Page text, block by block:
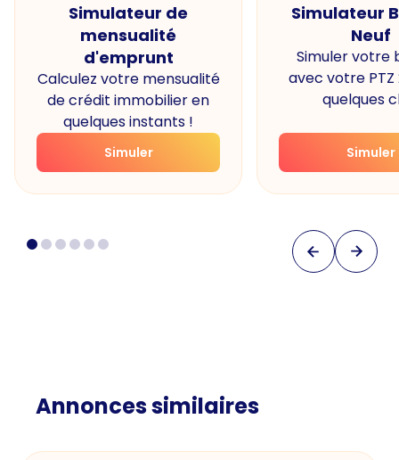
Simulateur de
mensualité
d'emprunt
Calculez votre mensualité
de crédit immobilier en
quelques instants !
Simuler
Simulateur
Neuf
Simuler votre
avec votre PTZ
quelques
Simuler
Annonces similaires